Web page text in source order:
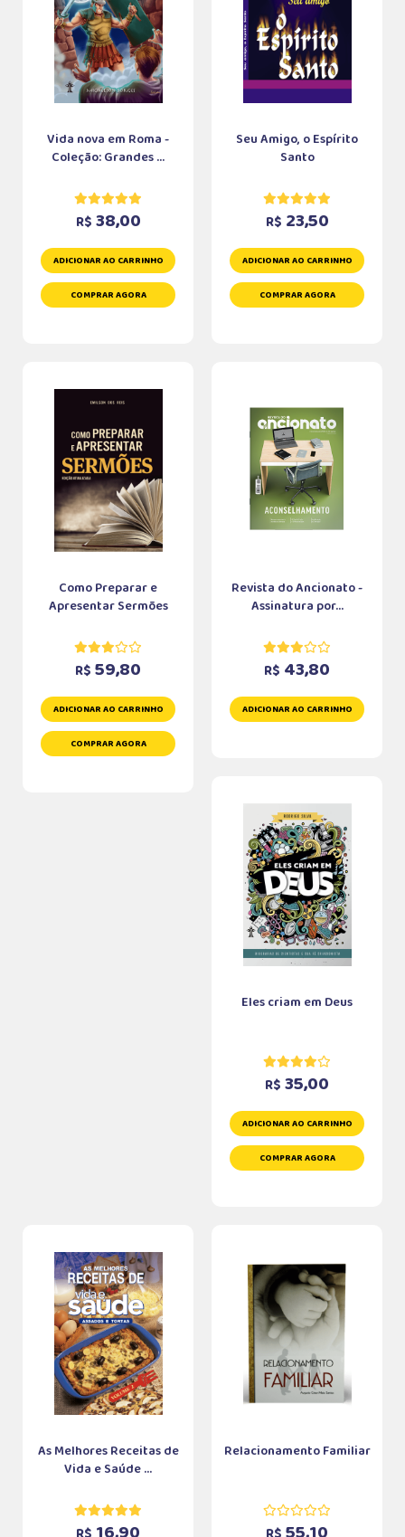
Vida nova em Roma -
Coleção: Grandes ...
R$ 38,00
ADICIONAR AO CARRINHO
COMPRAR AGORA
Seu Amigo, o Espírito
Santo
R$ 23,50
ADICIONAR AO CARRINHO
COMPRAR AGORA
Como Preparar e
Apresentar Sermões
R$ 59,80
ADICIONAR AO CARRINHO
COMPRAR AGORA
Revista do Ancionato -
Assinatura por...
R$ 43,80
ADICIONAR AO CARRINHO
Eles criam em Deus
R$ 35,00
ADICIONAR AO CARRINHO
COMPRAR AGORA
As Melhores Receitas de
Vida e Saúde ...
Relacionamento Familiar